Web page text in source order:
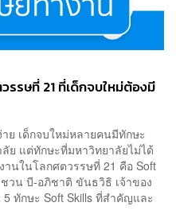
รษที่ 21 ที่เด็กจบใหม่ต้องมี
ย เด็กจบใหม่หลายคนมีทักษะ
ย แต่ทักษะที่มหาวิทยาลัยไม่ได้
านในโลกศตวรรษที่ 21 คือ Soft
วน บี-อภิชาติ ขันธวิธิ เจ้าของ
5 ทักษะ Soft Skills ที่สำคัญและ